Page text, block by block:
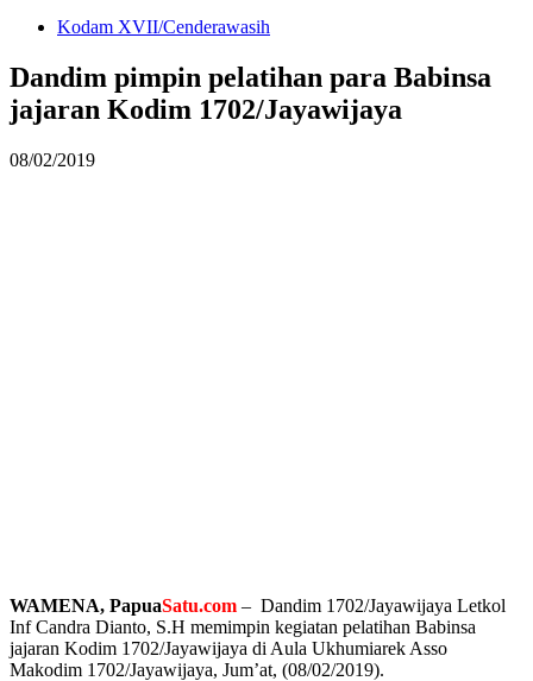
Kodam XVII/Cenderawasih
Dandim pimpin pelatihan para Babinsa
jajaran Kodim 1702/Jayawijaya
08/02/2019
WAMENA, PapuaSatu.com – Dandim 1702/Jayawijaya Letkol
Inf Candra Dianto, S.H memimpin kegiatan pelatihan Babinsa
jajaran Kodim 1702/Jayawijaya di Aula Ukhumiarek Asso
Makodim 1702/Jayawijaya, Jum’at, (08/02/2019).